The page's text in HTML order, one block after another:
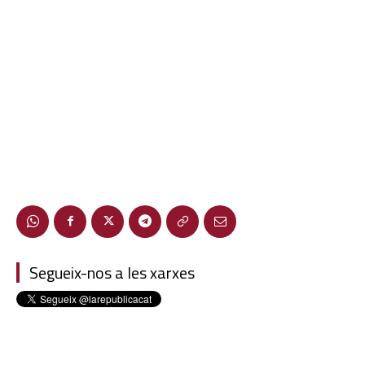
Segueix-nos a les xarxes